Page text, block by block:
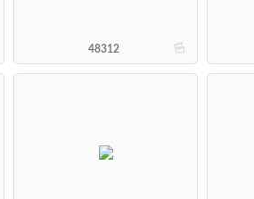
b
48312